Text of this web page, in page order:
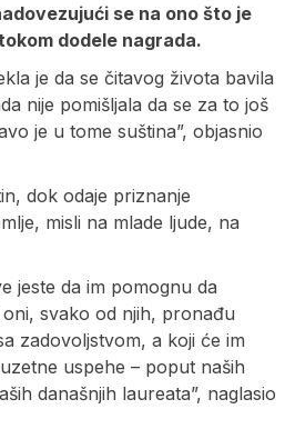
se na ono što je
dodele nagrada.
je da se čitavog života bavila
nije pomišljala da se za to još
je u tome suština”, objasnio
dok odaje priznanje
misli na mlade ljude, na
jeste da im pomognu da
svako od njih, pronađu
zadovoljstvom, a koji će im
uspehe – poput naših
današnjih laureata”, naglasio